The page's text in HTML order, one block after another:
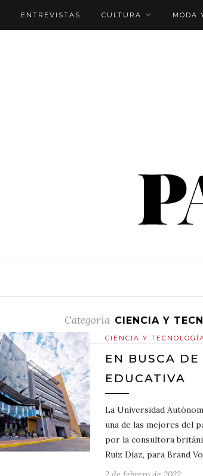
ENTREVISTAS CULTURA MODA
Categoría CIENCIA Y
CIENCIA Y
EN BUSCA
EDUCATIVA
La Universidad
una de las mejores del
por la consultora
Ruiz Díaz, para Brand